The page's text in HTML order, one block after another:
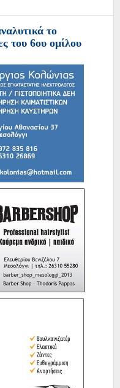
το
του 6ου ομίλου